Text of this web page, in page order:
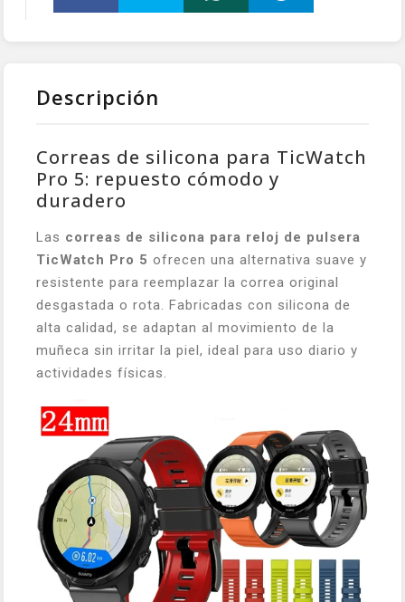
Descripción
Correas de silicona para TicWatch
Pro 5: repuesto cómodo y
duradero
Las correas de silicona para reloj de pulsera
TicWatch Pro 5 ofrecen una alternativa suave y
resistente para reemplazar la correa original
desgastada o rota. Fabricadas con silicona de
alta calidad, se adaptan al movimiento de la
muñeca sin irritar la piel, ideal para uso diario y
actividades físicas.